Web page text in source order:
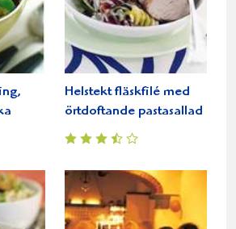
Helstekt fläskfilé med
örtdoftande pastasallad